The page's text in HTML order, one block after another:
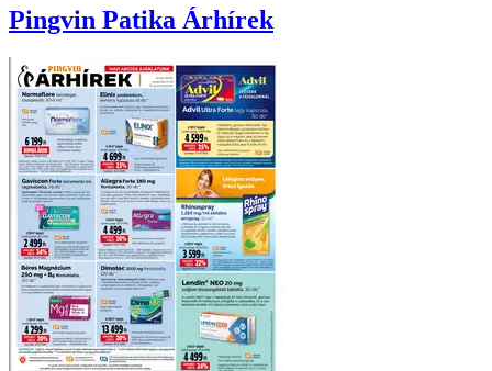
Pingvin Patika Árhírek